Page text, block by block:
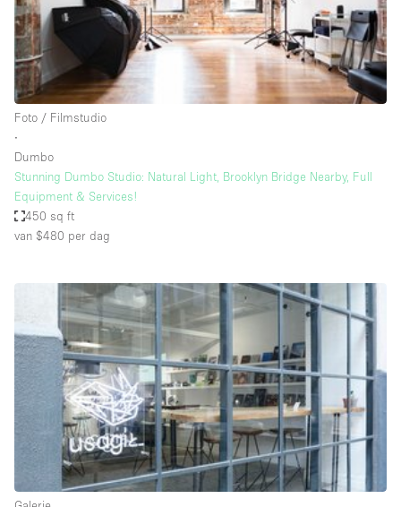
Type ruimte
Advertentieruimte
Atelier / Werkplaats
Boetiek / Winkel
Boot
Container
Creatieve ruimte
Dak
Evenementruimte
Foto / Filmstudio
Galerie
Hal
Foto / Filmstudio
∙
Dumbo
Stunning Dumbo Studio: Natural Light, Brooklyn Bridge Nearby, Full
Equipment & Services!
450 sq ft
van $480 per dag